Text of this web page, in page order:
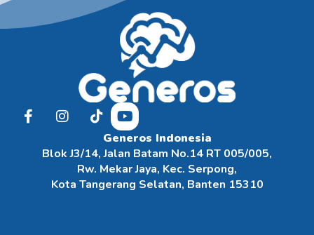
Generos Indonesia
Blok J3/14, Jalan Batam No.14 RT 005/005,
Rw. Mekar Jaya, Kec. Serpong,
Kota Tangerang Selatan, Banten 15310